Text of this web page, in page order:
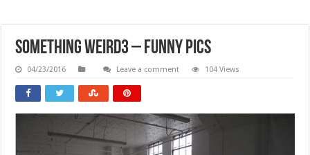
Something Weird3 – Funny Pics
04/23/2016 Leave a comment 104 Views